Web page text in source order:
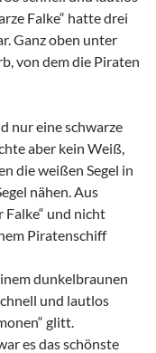
Falke“ hatte drei
Ganz oben unter
von dem die Piraten
nur eine schwarze
aber kein Weiß,
die weißen Segel in
nähen. Aus
Falke“ und nicht
Piratenschiff
dunkelbraunen
und lautlos
glitt.
es das schönste